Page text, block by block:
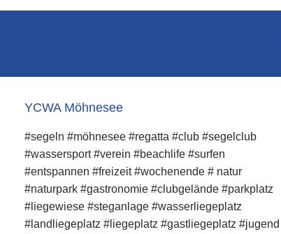
YCWA Möhnesee
#segeln #möhnesee #regatta #club #segelclub
#wassersport #verein #beachlife #surfen
#entspannen #freizeit #wochenende # natur
#naturpark #gastronomie #clubgelände #parkplatz
#liegewiese #steganlage #wasserliegeplatz
#landliegeplatz #liegeplatz #gastliegeplatz #jugend